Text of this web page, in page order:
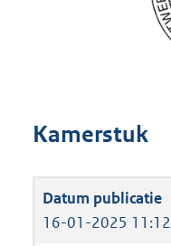
Kamerstuk
16-01-2025 11:12